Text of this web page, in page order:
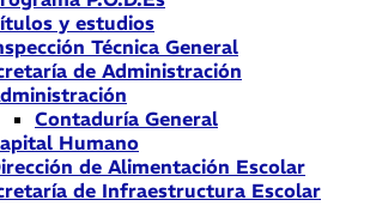
y estudios
Técnica General
de Administración
Contaduría General
Humano
de Alimentación Escolar
de Infraestructura Escolar